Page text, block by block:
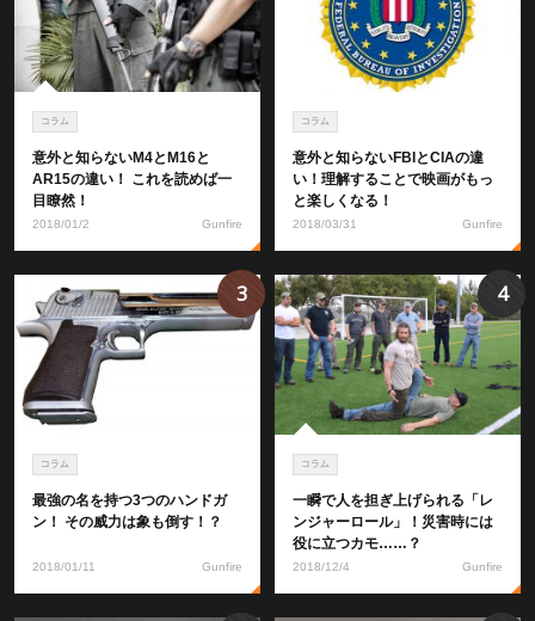
コラム
意外と知らないM4とM16と
AR15の違い！ これを読めば一
目瞭然！
2018/01/2 Gunfire
コラム
意外と知らないFBIとCIAの違
い！理解することで映画がもっ
と楽しくなる！
2018/03/31 Gunfire
コラム
最強の名を持つ3つのハンドガ
ン！ その威力は象も倒す！？
2018/01/11 Gunfire
3
コラム
一瞬で人を担ぎ上げられる「レ
ンジャーロール」！災害時には
役に立つカモ……？
2018/12/4 Gunfire
4